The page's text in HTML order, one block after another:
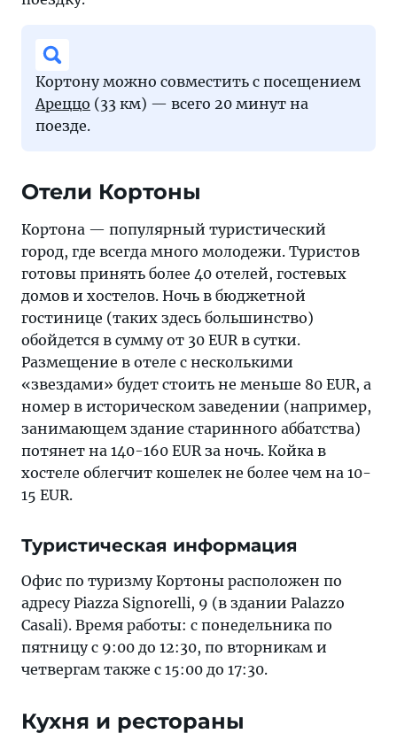
Кортону можно совместить с посещением
Ареццо (33 км) — всего 20 минут на
поезде.
Отели Кортоны
Кортона — популярный туристический
город, где всегда много молодежи. Туристов
готовы принять более 40 отелей, гостевых
домов и хостелов. Ночь в бюджетной
гостинице (таких здесь большинство)
обойдется в сумму от 30 EUR в сутки.
Размещение в отеле с несколькими
«звездами» будет стоить не меньше 80 EUR, а
номер в историческом заведении (например,
занимающем здание старинного аббатства)
потянет на 140-160 EUR за ночь. Койка в
хостеле облегчит кошелек не более чем на 10-
15 EUR.
Туристическая информация
Офис по туризму Кортоны расположен по
адресу Piazza Signorelli, 9 (в здании Palazzo
Casali). Время работы: с понедельника по
пятницу с 9:00 до 12:30, по вторникам и
четвергам также с 15:00 до 17:30.
Кухня и рестораны